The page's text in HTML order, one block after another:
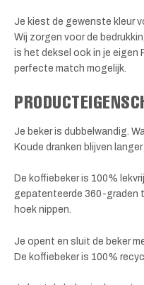
Je kiest de gewenste kleur
Wij zorgen voor de
is het deksel ook in je eigen
perfecte match mogelijk.
Je beker is dubbelwandig.
Koude dranken blijven langer
De koffiebeker is 100%
gepatenteerde 360-graden
hoek nippen.
Je opent en sluit de beker
De koffiebeker is 100%